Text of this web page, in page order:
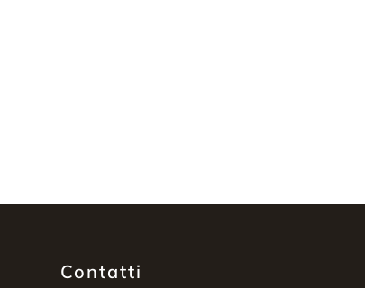
Contatti